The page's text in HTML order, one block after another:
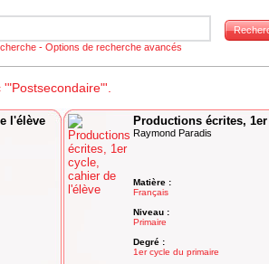
- Options de recherche avancés
l'élève
Productions écrites,
Raymond Paradis
Matière :
Français
Niveau :
Primaire
Degré :
1er cycle du primaire